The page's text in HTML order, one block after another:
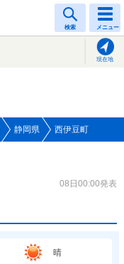
検索 メニュー
現在地
静岡県 西伊豆町
08日00:00発表
晴